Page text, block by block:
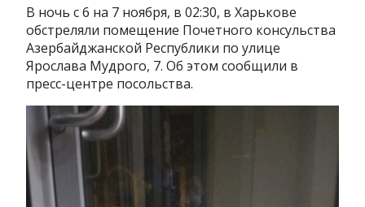
В ночь с 6 на 7 ноября, в 02:30, в Харькове
обстреляли помещение Почетного консульства
Азербайджанской Республики по улице
Ярослава Мудрого, 7. Об этом сообщили в
пресс-центре посольства.